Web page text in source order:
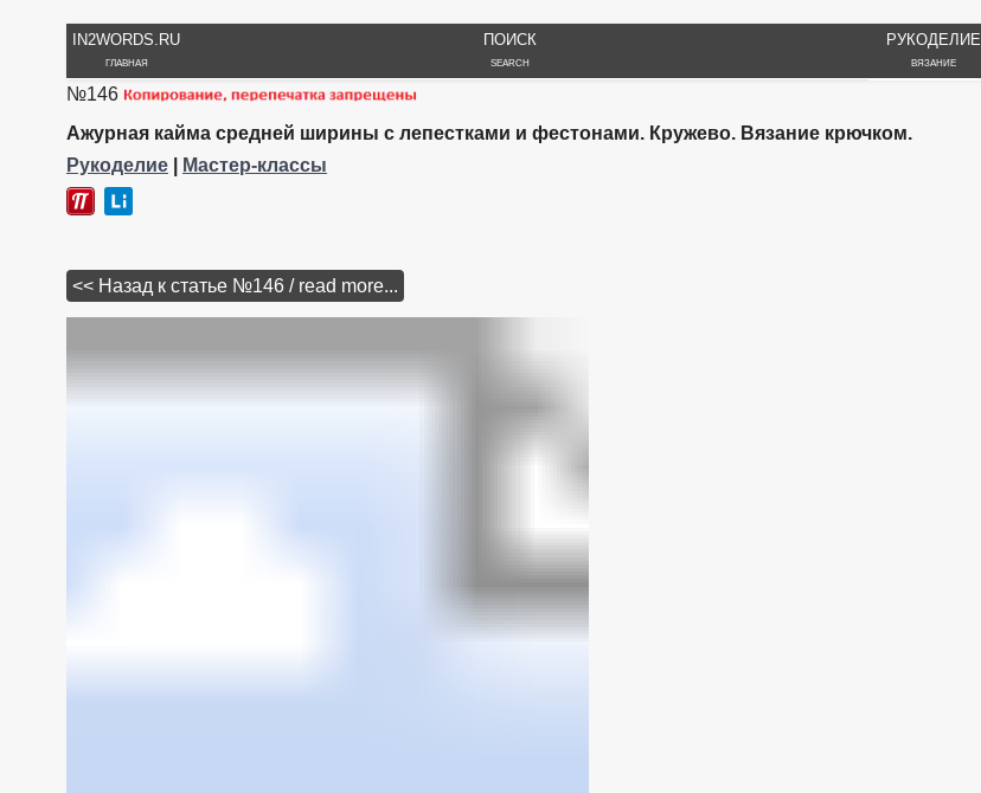
IN2WORDS.RU
ГЛАВНАЯ
ПОИСК
SEARCH
РУКОДЕЛИЕ
ВЯЗАНИЕ
№146
Ажурная кайма средней ширины с лепестками и фестонами. Кружево. Вязание крючком.
Рукоделие
Мастер-классы
<< Назад к статье №146 / read more...